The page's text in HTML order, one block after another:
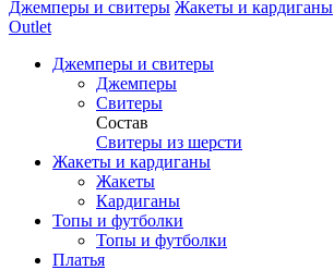
Джемперы и свитеры Жакеты и кардиганы
Outlet
Джемперы и свитеры
Джемперы
Свитеры
Состав
Свитеры из шерсти
Жакеты и кардиганы
Жакеты
Кардиганы
Топы и футболки
Топы и футболки
Платья